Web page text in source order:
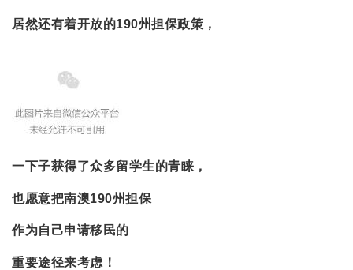
居然还有着开放的190州担保政策，
一下子获得了众多留学生的青睐，
也愿意把南澳190州担保
作为自己申请移民的
重要途径来考虑！